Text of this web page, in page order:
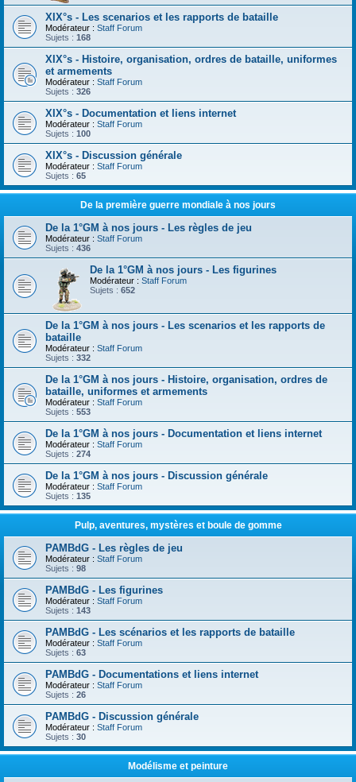
XIX°s - Les scenarios et les rapports de bataille
Modérateur : Staff Forum
Sujets : 168
XIX°s - Histoire, organisation, ordres de bataille, uniformes
et armements
Modérateur : Staff Forum
Sujets : 326
XIX°s - Documentation et liens internet
Modérateur : Staff Forum
Sujets : 100
XIX°s - Discussion générale
Modérateur : Staff Forum
Sujets : 65
De la première guerre mondiale à nos jours
De la 1°GM à nos jours - Les règles de jeu
Modérateur : Staff Forum
Sujets : 436
De la 1°GM à nos jours - Les figurines
Modérateur : Staff Forum
Sujets : 652
De la 1°GM à nos jours - Les scenarios et les rapports de
bataille
Modérateur : Staff Forum
Sujets : 332
De la 1°GM à nos jours - Histoire, organisation, ordres de
bataille, uniformes et armements
Modérateur : Staff Forum
Sujets : 553
De la 1°GM à nos jours - Documentation et liens internet
Modérateur : Staff Forum
Sujets : 274
De la 1°GM à nos jours - Discussion générale
Modérateur : Staff Forum
Sujets : 135
Pulp, aventures, mystères et boule de gomme
PAMBdG - Les règles de jeu
Modérateur : Staff Forum
Sujets : 98
PAMBdG - Les figurines
Modérateur : Staff Forum
Sujets : 143
PAMBdG - Les scénarios et les rapports de bataille
Modérateur : Staff Forum
Sujets : 63
PAMBdG - Documentations et liens internet
Modérateur : Staff Forum
Sujets : 26
PAMBdG - Discussion générale
Modérateur : Staff Forum
Sujets : 30
Modélisme et peinture